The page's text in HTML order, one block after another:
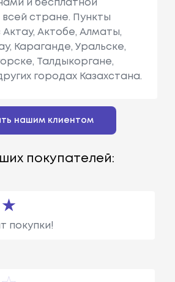
и бесплатной
стране. Пункты
Актау, Актобе, Алматы,
Караганде, Уральске,
Талдыкоргане,
городах Казахстана.
нашим клиентом
покупателей:
покупки!